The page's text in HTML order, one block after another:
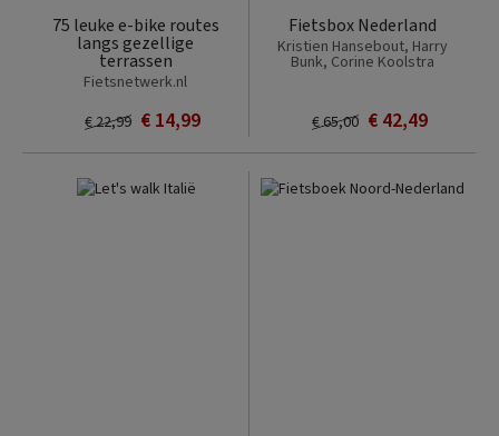
75 leuke e-bike routes
langs gezellige
terrassen
Fietsnetwerk.nl
€ 14,99
€ 22,99
Fietsbox Nederland
Kristien Hansebout, Harry
Bunk, Corine Koolstra
€ 42,49
€ 65,00